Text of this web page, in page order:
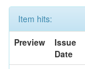
Item hits:
Preview
Issue
Date